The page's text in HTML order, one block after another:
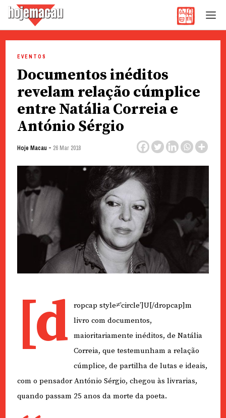
content
EVENTOS
Documentos inéditos
revelam relação cúmplice
entre Natália Correia e
António Sérgio
Hoje Macau - 26 Mar 2018
[d
ropcap style≠’circle’]U[/dropcap]m
livro com documentos,
maioritariamente inéditos, de Natália
Correia, que testemunham a relação
cúmplice, de partilha de lutas e ideais,
com o pensador António Sérgio, chegou às livrarias,
quando passam 25 anos da morte da poeta.